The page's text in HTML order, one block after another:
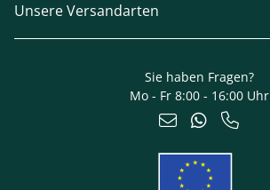
Unsere Versandarten
Sie haben Fragen?
Mo - Fr 8:00 - 16:00 Uhr